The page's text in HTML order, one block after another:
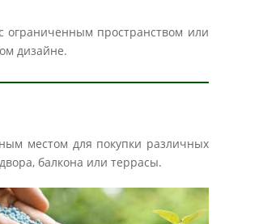
ограниченным пространством или
дизайне.
местом для покупки различных
балкона или террасы.